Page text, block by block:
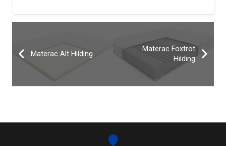
Materac Alt Hilding
Materac Foxtrot
Hilding